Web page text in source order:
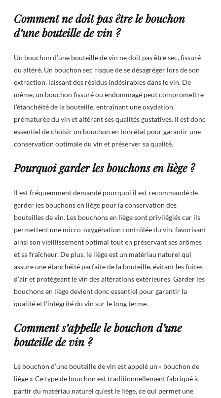
Comment ne doit pas être le bouchon
d’une bouteille de vin ?
Un bouchon d’une bouteille de vin ne doit pas être sec, fissuré
ou altéré. Un bouchon sec risque de se désagréger lors de son
extraction, laissant des résidus indésirables dans le vin. De
même, un bouchon fissuré ou endommagé peut compromettre
l’étanchéité de la bouteille, entraînant une oxydation
prématurée du vin et altérant ses qualités gustatives. Il est donc
essentiel de choisir un bouchon en bon état pour garantir une
conservation optimale du vin et préserver sa qualité.
Pourquoi garder les bouchons en liège ?
Il est fréquemment demandé pourquoi il est recommandé de
garder les bouchons en liège pour la conservation des
bouteilles de vin. Les bouchons en liège sont privilégiés car ils
permettent une micro-oxygénation contrôlée du vin, favorisant
ainsi son vieillissement optimal tout en préservant ses arômes
et sa fraîcheur. De plus, le liège est un matériau naturel qui
assure une étanchéité parfaite de la bouteille, évitant les fuites
d’air et protégeant le vin des altérations extérieures. Garder les
bouchons en liège devient donc essentiel pour garantir la
qualité et l’intégrité du vin sur le long terme.
Comment s’appelle le bouchon d’une
bouteille de vin ?
Le bouchon d’une bouteille de vin est appelé un « bouchon de
liège ». Ce type de bouchon est traditionnellement fabriqué à
partir du matériau naturel qu’est le liège, ce qui permet une